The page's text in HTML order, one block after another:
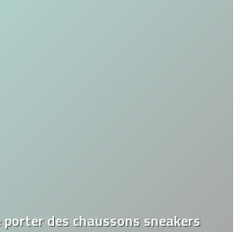
des chaussons sneakers